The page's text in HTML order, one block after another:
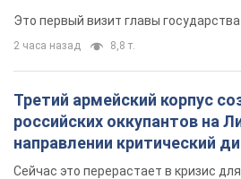
Это первый визит главы
2 часа назад 8,8 т.
Третий армейский корпус
российских оккупантов на
направлении критический
удалось
Сейчас это перерастает в кризис